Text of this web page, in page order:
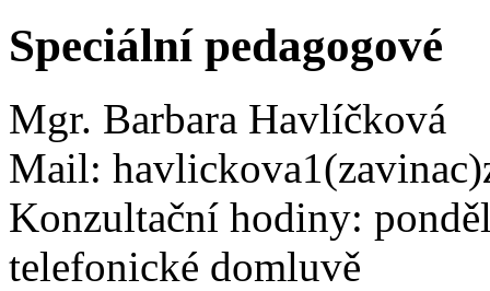
Speciální pedagogové
Mgr. Barbara Havlíčková
Mail:
Konzultační hodiny:
telefonické domluvě